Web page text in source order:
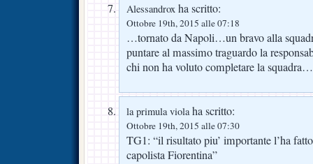
Alessandrox ha scritto:
Ottobre 19th, 2015 alle 07:18
…tornato da Napoli…un bravo alla
puntare al massimo traguardo la
chi non ha voluto completare la
la primula violaha scritto:
Ottobre 19th, 2015 alle 07:30
TG1: “il risultato piu’ importante l’ha
capolista Fiorentina”